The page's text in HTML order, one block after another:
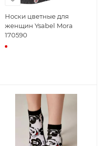
Носки цветные для
женщин Ysabel Mora
170590